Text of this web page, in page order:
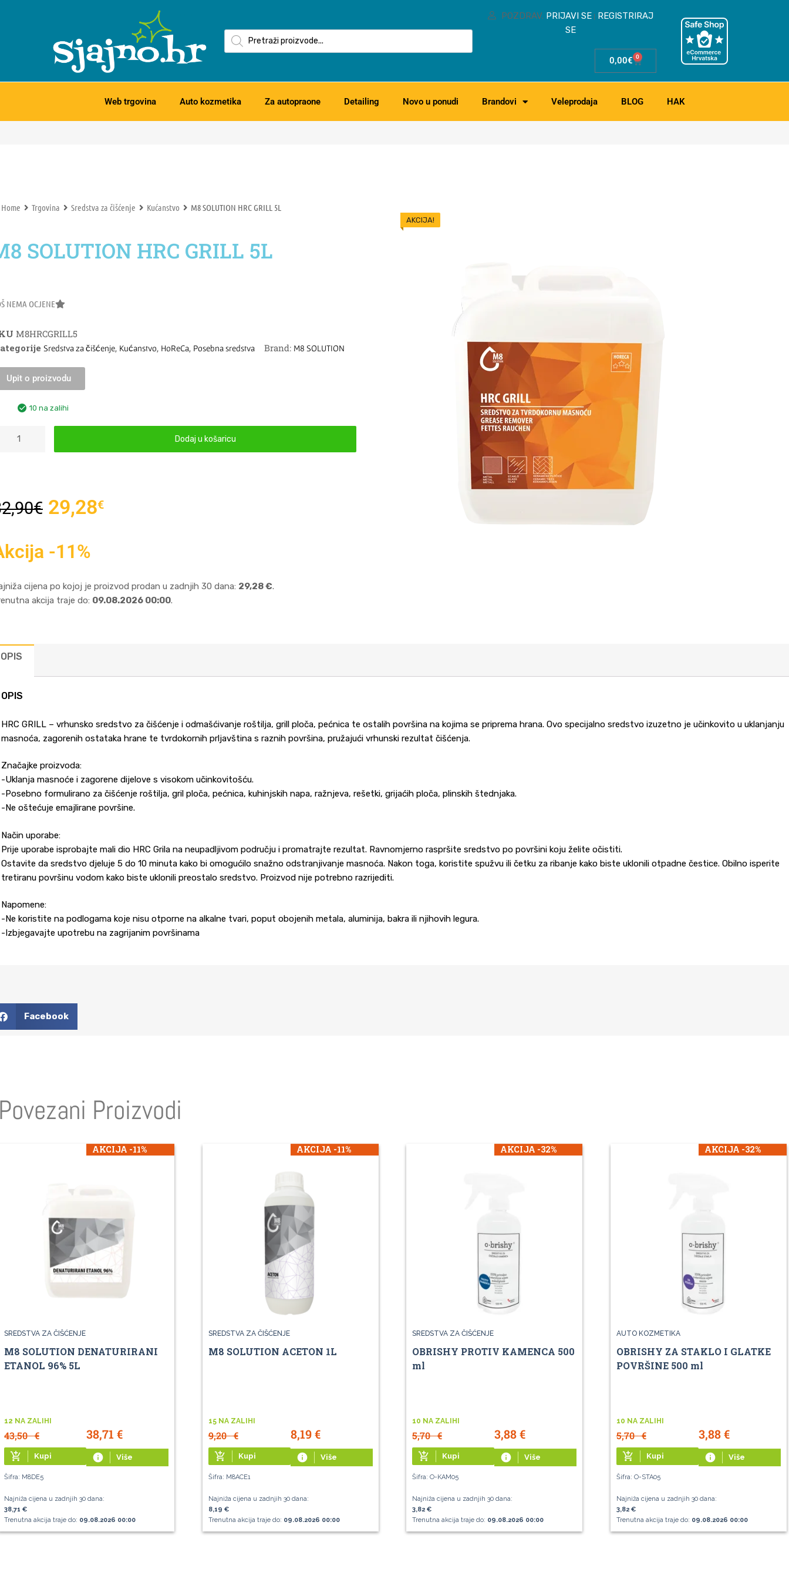
POZDRAV. PRIJAVI SE
REGISTRIRAJ
SE
0,00€ 0
Web trgovina Auto kozmetika Za autopraone Detailing Novo u ponudi Brandovi Veleprodaja BLOG HAK
Home Trgovina Sredstva za čišćenje Kućanstvo M8 SOLUTION HRC GRILL 5L
SOLUTION HRC GRILL 5L
NEMA OCJENE
M8HRCGRILL5
Sredstva za čišćenje, Kućanstvo, HoReCa, Posebna sredstva Brand: M8 SOLUTION
Upit o proizvodu
10 na zalihi
Dodaj u košaricu
€ 29,28€
-11%
cijena po kojoj je proizvod prodan u zadnjih 30 dana: 29,28 €.
akcija traje do: 09.08.2026 00:00.
AKCIJA!
OPIS
OPIS
HRC GRILL – vrhunsko sredstvo za čišćenje i odmašćivanje roštilja, grill ploča, pećnica te ostalih površina na kojima se priprema hrana. Ovo specijalno sredstvo izuzetno je učinkovito u uklanjanju
masnoća, zagorenih ostataka hrane te tvrdokornih prljavština s raznih površina, pružajući vrhunski rezultat čišćenja.
Značajke proizvoda:
-Uklanja masnoće i zagorene dijelove s visokom učinkovitošću.
-Posebno formulirano za čišćenje roštilja, gril ploča, pećnica, kuhinjskih napa, ražnjeva, rešetki, grijaćih ploča, plinskih štednjaka.
-Ne oštećuje emajlirane površine.
Način uporabe:
Prije uporabe isprobajte mali dio HRC Grila na neupadljivom području i promatrajte rezultat. Ravnomjerno raspršite sredstvo po površini koju želite očistiti.
Ostavite da sredstvo djeluje 5 do 10 minuta kako bi omogućilo snažno odstranjivanje masnoća. Nakon toga, koristite spužvu ili četku za ribanje kako biste uklonili otpadne čestice. Obilno isperite
tretiranu površinu vodom kako biste uklonili preostalo sredstvo. Proizvod nije potrebno razrijediti.
Napomene:
-Ne koristite na podlogama koje nisu otporne na alkalne tvari, poput obojenih metala, aluminija, bakra ili njihovih legura.
-Izbjegavajte upotrebu na zagrijanim površinama
Facebook
Proizvodi
AKCIJA -11%
SREDSTVA ZA ČIŠĆENJE
M8 SOLUTION DENATURIRANI
ETANOL 96% 5L
12 NA ZALIHI
43,50€ 38,71 €
add_shopping_cart Kupi info Više
Šifra: M8DE5
Najniža cijena u zadnjih 30 dana:
38,71 €
Trenutna akcija traje do: 09.08.2026 00:00
AKCIJA -11%
SREDSTVA ZA ČIŠĆENJE
M8 SOLUTION ACETON 1L
15 NA ZALIHI
9,20€ 8,19€
add_shopping_cart Kupi info Više
Šifra: M8ACE1
Najniža cijena u zadnjih 30 dana:
8,19 €
Trenutna akcija traje do: 09.08.2026 00:00
AKCIJA -32%
SREDSTVA ZA ČIŠĆENJE
OBRISHY PROTIV KAMENCA 500
ml
10 NA ZALIHI
5,70€ 3,88€
add_shopping_cart Kupi info Više
Šifra: O-KAM05
Najniža cijena u zadnjih 30 dana:
3,82 €
Trenutna akcija traje do: 09.08.2026 00:00
AKCIJA -32%
AUTO KOZMETIKA
OBRISHY ZA STAKLO I GLATKE
POVRŠINE 500 ml
10 NA ZALIHI
5,70€ 3,88€
add_shopping_cart Kupi info Više
Šifra: O-STA05
Najniža cijena u zadnjih 30 dana:
3,82 €
Trenutna akcija traje do: 09.08.2026 00:00